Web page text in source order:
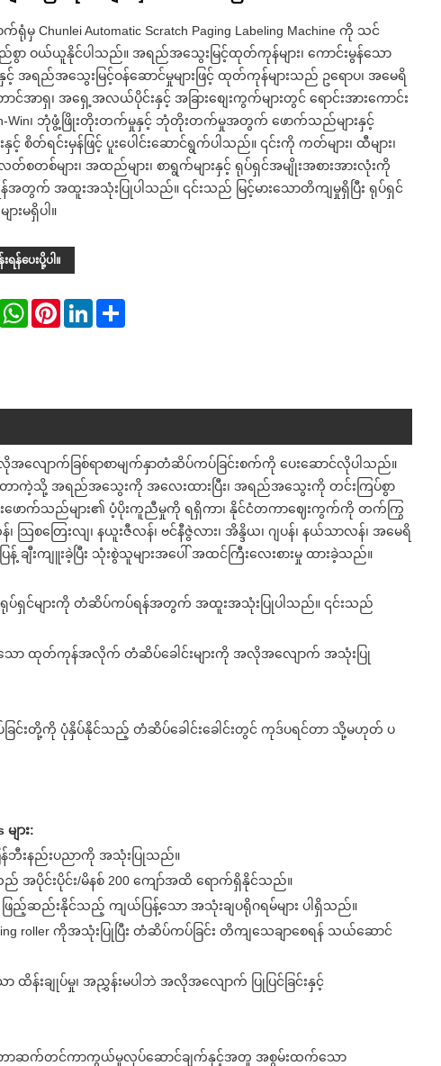
မှ Chunlei Automatic Scratch Paging Labeling Machine ကို သင်
စွာ ဝယ်ယူနိုင်ပါသည်။ အရည်အသွေးမြင့်ထုတ်ကုန်များ၊ ကောင်းမွန်သော
အရည်အသွေးမြင့်ဝန်ဆောင်မှုများဖြင့် ထုတ်ကုန်များသည် ဥရောပ၊ အမေရိ
င်အာရှ၊ အရှေ့အလယ်ပိုင်းနှင့် အခြားစျေးကွက်များတွင် ရောင်းအားကောင်း
Win၊ ဘုံဖွံ့ဖြိုးတိုးတက်မှုနှင့် ဘုံတိုးတက်မှုအတွက် ဖောက်သည်များနှင့်
င့် စိတ်ရင်းမှန်ဖြင့် ပူးပေါင်းဆောင်ရွက်ပါသည်။ ၎င်းကို ကတ်များ၊ ထီများ၊
တ်စတစ်များ၊ အထည်များ၊ စာရွက်များနှင့် ရုပ်ရှင်အမျိုးအစားအားလုံးကို
တွက် အထူးအသုံးပြုပါသည်။ ၎င်းသည် မြင့်မားသောတိကျမှုရှိပြီး ရုပ်ရှင်
ားမရှိပါ။
းရန်ပေးပို့ပါ။
X WhatsAppPinterestLinkedIn
ောက်ခြစ်ရာစာမျက်နှာတံဆိပ်ကပ်ခြင်းစက်ကို ပေးဆောင်လိုပါသည်။
သက်တာကဲ့သို့ အရည်အသွေးကို အလေးထားပြီး၊ အရည်အသွေးကို တင်းကြပ်စွာ
ဖောက်သည်များ၏ ပံ့ပိုးကူညီမှုကို ရရှိကာ၊ နိုင်ငံတကာဈေးကွက်ကို တက်ကြွ
၊ သြစတြေးလျ၊ နယူးဇီလန်၊ ဗင်နီဇွဲလား၊ အိန္ဒိယ၊ ဂျပန်၊ နယ်သာလန်၊ အမေရိ
ျီးကျူးခဲ့ပြီး သုံးစွဲသူများအပေါ် အထင်ကြီးလေးစားမှု ထားခဲ့သည်။
းနှင့် ရုပ်ရှင်များကို တံဆိပ်ကပ်ရန်အတွက် အထူးအသုံးပြုပါသည်။ ၎င်းသည်
ော ထုတ်ကုန်အလိုက် တံဆိပ်ခေါင်းများကို အလိုအလျောက် အသုံးပြု
းတို့ကို ပုံနှိပ်နိုင်သည့် တံဆိပ်ခေါင်းခေါင်းတွင် ကုဒ်ပရင်တာ သို့မဟုတ် ပ
ျား:
ြန်ဘီးနည်းပညာကို အသုံးပြုသည်။
ည် အပိုင်းပိုင်း/မိနစ် 200 ကျော်အထိ ရောက်ရှိနိုင်သည်။
ဖြည့်ဆည်းနိုင်သည့် ကျယ်ပြန့်သော အသုံးချပရိုဂရမ်များ ပါရှိသည်။
roller ကိုအသုံးပြုပြီး တံဆိပ်ကပ်ခြင်း တိကျသေချာစေရန် သယ်ဆောင်
န်းချုပ်မှု၊ အညွှန်းမပါဘဲ အလိုအလျောက် ပြုပြင်ခြင်းနှင့်
မီတာဆက်တင်ကာကွယ်မှုလုပ်ဆောင်ချက်နှင့်အတူ အစွမ်းထက်သော